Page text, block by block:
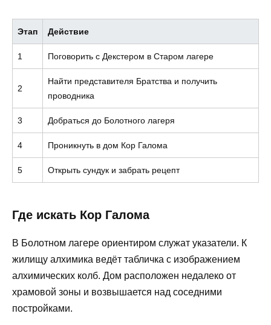
Этап Действие
1 Поговорить с Декстером в Старом лагере
2
Найти представителя Братства и получить
проводника
3 Добраться до Болотного лагеря
4 Проникнуть в дом Кор Галома
5 Открыть сундук и забрать рецепт
Где искать Кор Галома
В Болотном лагере ориентиром служат указатели. К
жилищу алхимика ведёт табличка с изображением
алхимических колб. Дом расположен недалеко от
храмовой зоны и возвышается над соседними
постройками.